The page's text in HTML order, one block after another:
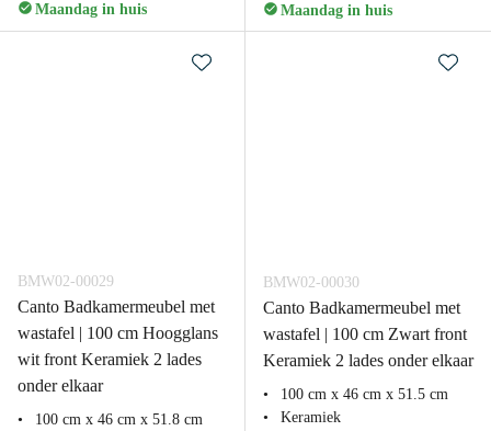
Maandag in huis Maandag in huis
BMW02-00029
Canto Badkamermeubel met
wastafel | 100 cm Hoogglans
wit front Keramiek 2 lades
onder elkaar
100 cm x 46 cm x 51.8 cm
BMW02-00030
Canto Badkamermeubel met
wastafel | 100 cm Zwart front
Keramiek 2 lades onder elkaar
100 cm x 46 cm x 51.5 cm
Keramiek